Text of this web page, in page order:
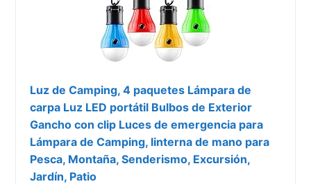
Luz de Camping, 4 paquetes Lámpara de
carpa Luz LED portátil Bulbos de Exterior
Gancho con clip Luces de emergencia para
Lámpara de Camping, linterna de mano para
Pesca, Montaña, Senderismo, Excursión,
Jardín, Patio